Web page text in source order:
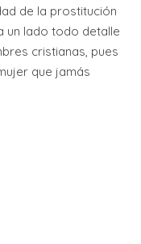
de la prostitución
un lado todo detalle
cristianas, pues
que jamás